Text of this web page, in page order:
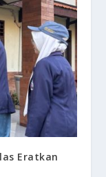
Eratkan